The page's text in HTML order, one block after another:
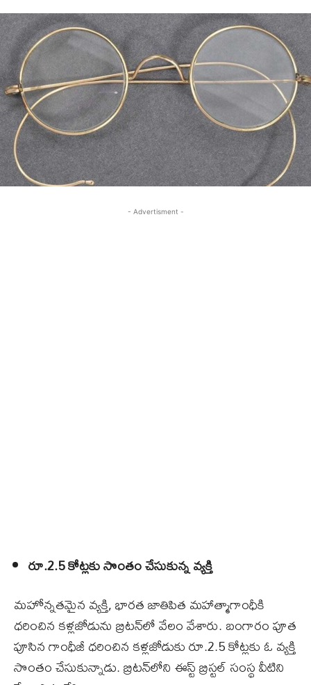
- Advertisment -
రూ.2.5 కోట్లకు సొంతం చేసుకున్న వ్యక్తి
మహోన్నతమైన వ్యక్తి, భారత జాతిపిత మహాత్మాగాంధీకి
ధరించిన కళ్లజోడును బ్రిటన్‌లో వేలం వేశారు. బంగారం పూత
పూసిన గాంధీజీ ధరించిన కళ్లజోడుకు రూ.2.5 కోట్లకు ఓ వ్యక్తి
సొంతం చేసుకున్నాడు. బ్రిటన్‌లోని ఈస్ట్‌ బ్రిస్టల్‌ సంస్థ వీటిని